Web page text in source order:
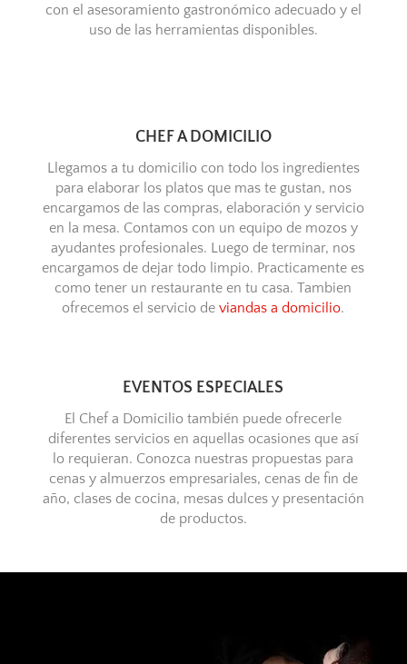
con el asesoramiento gastronómico adecuado y el
uso de las herramientas disponibles.
CHEF A DOMICILIO
Llegamos a tu domicilio con todo los ingredientes
para elaborar los platos que mas te gustan, nos
encargamos de las compras, elaboración y servicio
en la mesa. Contamos con un equipo de mozos y
ayudantes profesionales. Luego de terminar, nos
encargamos de dejar todo limpio. Practicamente es
como tener un restaurante en tu casa. Tambien
ofrecemos el servicio deviandas a domicilio.
EVENTOS ESPECIALES
El Chef a Domicilio también puede ofrecerle
diferentes servicios en aquellas ocasiones que así
lo requieran. Conozca nuestras propuestas para
cenas y almuerzos empresariales, cenas de fin de
año, clases de cocina, mesas dulces y presentación
de productos.